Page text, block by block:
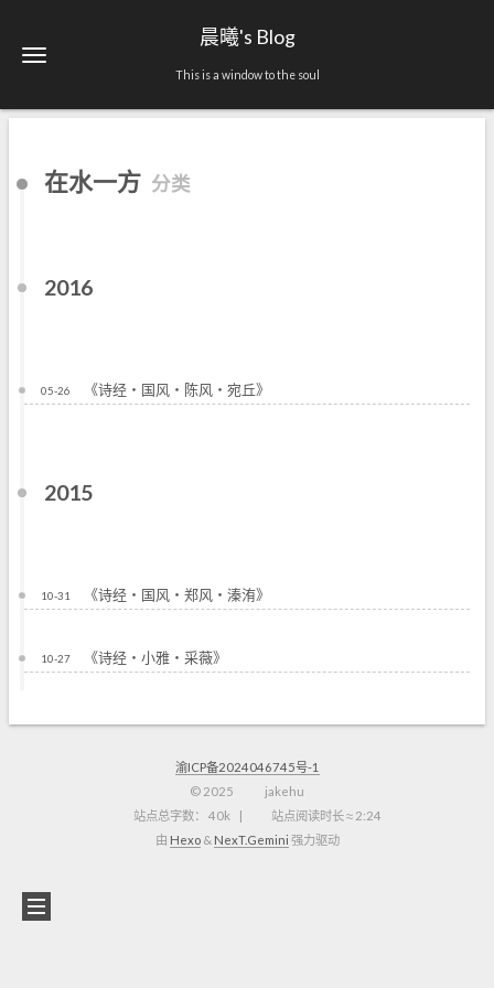
晨曦's Blog
This is a window to the soul
在水一方 分类
2016
05-26 《诗经・国风・陈风・宛丘》
2015
10-31 《诗经・国风・郑风・溱洧》
10-27 《诗经・小雅・采薇》
渝ICP备2024046745号-1
© 2025
jakehu
站点总字数：
40k 站点阅读时长 ≈ 2:24
由 Hexo& NexT.Gemini 强力驱动